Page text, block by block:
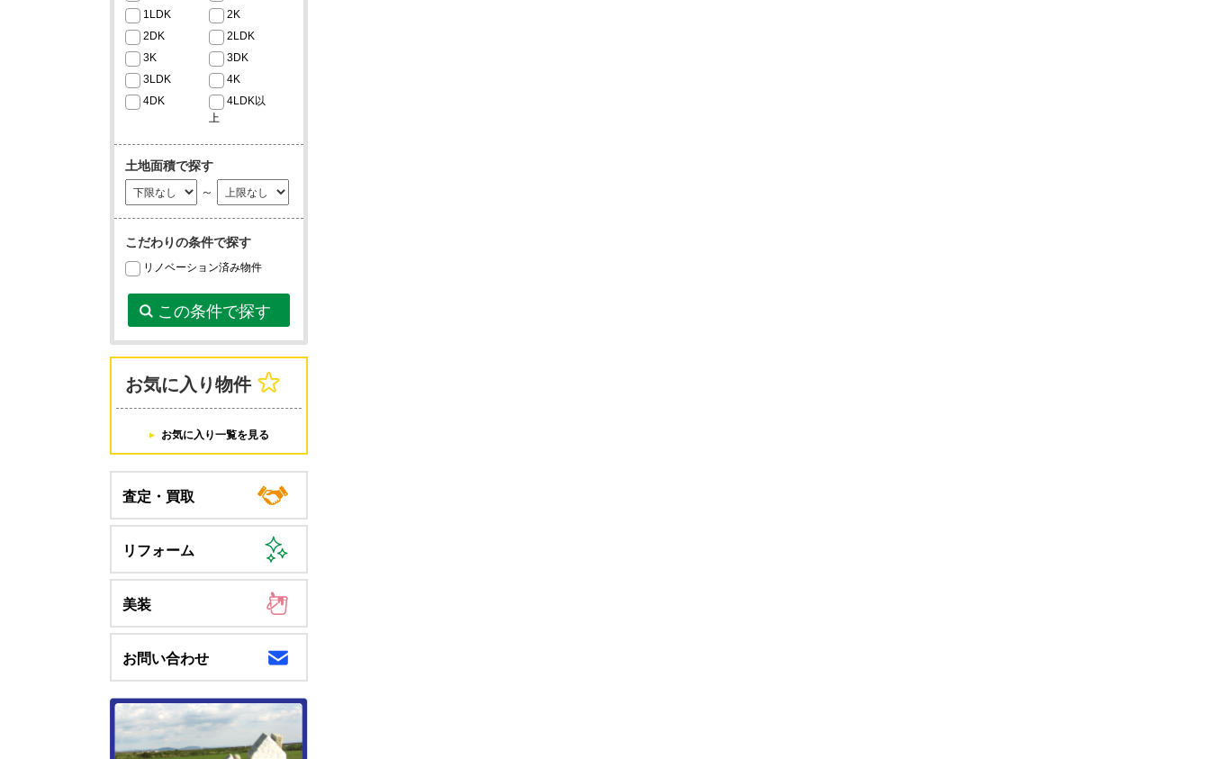
1LDK
2K
2DK
2LDK
3K
3DK
3LDK
4K
4DK
4LDK以
上
土地面積で探す
～
こだわりの条件で探す
リノベーション済み物件
この条件で探す
お気に入り物件
お気に入り一覧を見る
査定・買取
リフォーム
美装
お問い合わせ